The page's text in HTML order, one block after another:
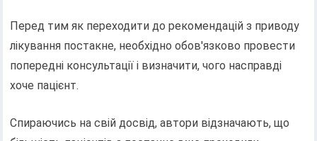
Перед тим як переходити до рекомендацій з приводу
лікування постакне, необхідно обов'язково провести
попередні консультації і визначити, чого насправді
хоче пацієнт.
Спираючись на свій досвід, автори відзначають, що